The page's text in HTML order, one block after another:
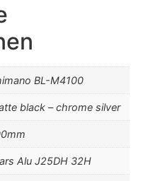
BL-M4100
black – chrome silver
Alu J25DH 32H